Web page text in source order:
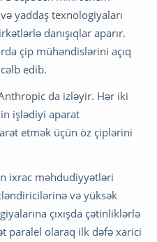
yaddaş texnologiyaları
danışıqlar aparır.
çip mühəndislərini açıq
edib.
da izləyir. Hər iki
işlədiyi aparat
etmək üçün öz çiplərini
ixrac məhdudiyyətləri
və yüksək
çıxışda çətinliklərlə
paralel olaraq ilk dəfə xarici